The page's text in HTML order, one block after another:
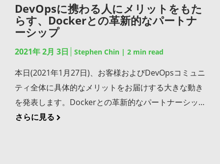
は企業のポリシーを自動的に実行し、それに応じたア
クションを介入なしに実行できなければなりません。
主な機能は以下の通りです: 電子メール、インスタン
トメッセージ、Jiraなどの各種チャネルを介したセキ
ュリティやコンプライアンス違反の通知 ダウンロード
のブロック 脆弱なコンポーネントを含むビルドの失敗
脆弱性のあるリリースバンドルのデプロイ防止 パイプ
ラインを横断する DevSecOpsにおける差別化要因
Artifactory経由でアクセスした時のみアーティファク
トを提供します。 GoCenterとChartCenterに代わる
いうGo開発者向けのモジュールリポジトリを構築し
ました。同様にHelmコミュニティはArtifactHubと呼
ばれるチャートとパッケージのライブラリを構築して
おり、これをChartCenterの代わりに使用することが
できます。 私はBintray EnterpriseまたはBintray Pro
構成を管理することになるという課題に直面します。
残念ながら、複雑さの種類が変わるだけになってしま
います。また、Jenkinsはコンテナやマイクロサービ
ス以前の時代のために作成されました。どのようなツ
ンドと上手く連携する必要があります。 このブログで
はSDLCの一部としてJFrog Pipelinesを使用し、CI/CD
DevOpsフローを加速し、改善する方法をご説明しま
す。 JFrog Pipelinesはソフトウェアを構築、テスト、
DevOpsに携わる人にメリットをもた
らす、Dockerとの革新的なパートナ
ーシップ
2021年 2月 3日 Stephen Chin | 2 min read
本日(2021年1月27日)、お客様およびDevOpsコミュニ
ティ全体に具体的なメリットをお届けする大きな動き
を発表します。Dockerとの革新的なパートナーシッ
プにより、JFrog DevOpsプラットフォームのクラウ
さらに見る